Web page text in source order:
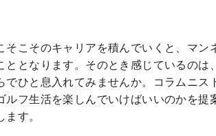
そこそのキャリアを積んでいくと、マ
ととなります。そのとき感じているの
でひと息入れてみませんか。コラムニ
ルフ生活を楽しんでいけばいいのかを
す。